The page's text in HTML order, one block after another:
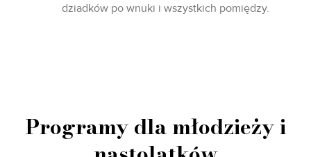
dziadków po wnuki i wszystkich pomiędzy.
Programy dla młodzieży i